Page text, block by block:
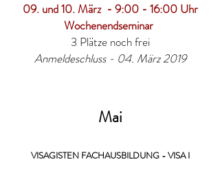
09. und 10. März - 9:00 - 16:00 Uhr
Wochenendseminar
3 Plätze noch frei
Anmeldeschluss - 04. März 2019
Mai
VISAGISTEN FACHAUSBILDUNG - VISA I